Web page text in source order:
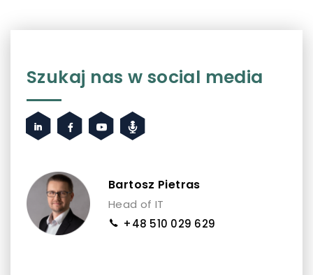
Szukaj nas w social media
Bartosz Pietras
Head of IT
+48 510 029 629